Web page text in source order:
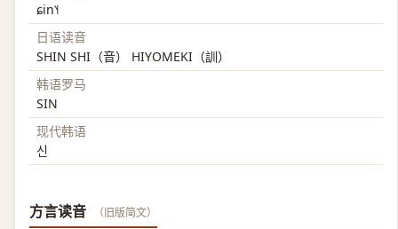
ɕin˥˧
日语读音
SHIN SHI（音） HIYOMEKI（訓）
韩语罗马
SIN
现代韩语
신
方言读音 （旧版简文）